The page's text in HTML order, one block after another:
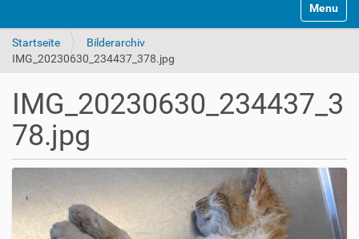
Startseite
Bilderarchiv
IMG_20230630_234437_378.jpg
IMG_20230630_234437_3
78.jpg